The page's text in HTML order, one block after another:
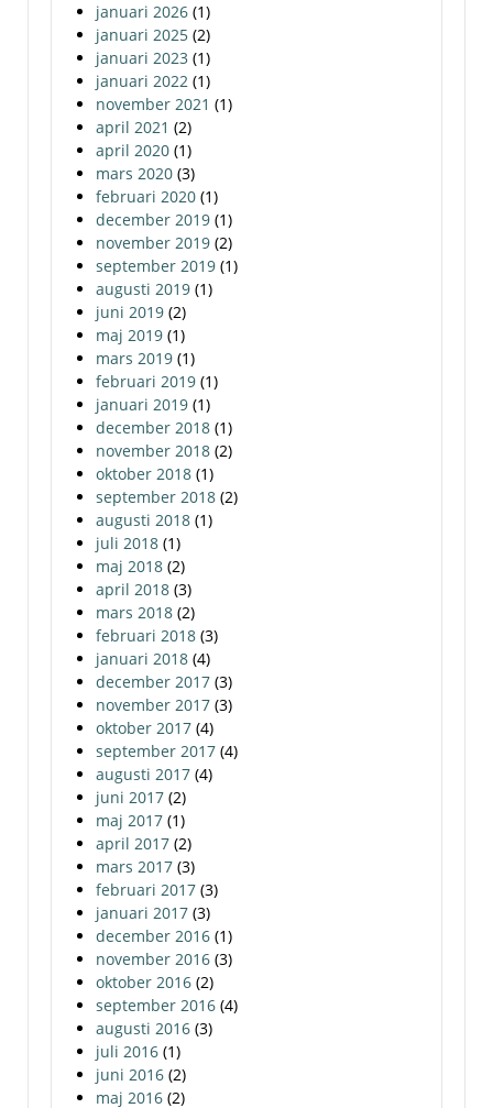
januari 2026 (1)
januari 2025 (2)
januari 2023 (1)
januari 2022 (1)
november 2021 (1)
april 2021 (2)
april 2020 (1)
mars 2020 (3)
februari 2020 (1)
december 2019 (1)
november 2019 (2)
september 2019 (1)
augusti 2019 (1)
juni 2019 (2)
maj 2019 (1)
mars 2019 (1)
februari 2019 (1)
januari 2019 (1)
december 2018 (1)
november 2018 (2)
oktober 2018 (1)
september 2018 (2)
augusti 2018 (1)
juli 2018 (1)
maj 2018 (2)
april 2018 (3)
mars 2018 (2)
februari 2018 (3)
januari 2018 (4)
december 2017 (3)
november 2017 (3)
oktober 2017 (4)
september 2017 (4)
augusti 2017 (4)
juni 2017 (2)
maj 2017 (1)
april 2017 (2)
mars 2017 (3)
februari 2017 (3)
januari 2017 (3)
december 2016 (1)
november 2016 (3)
oktober 2016 (2)
september 2016 (4)
augusti 2016 (3)
juli 2016 (1)
juni 2016 (2)
maj 2016 (2)